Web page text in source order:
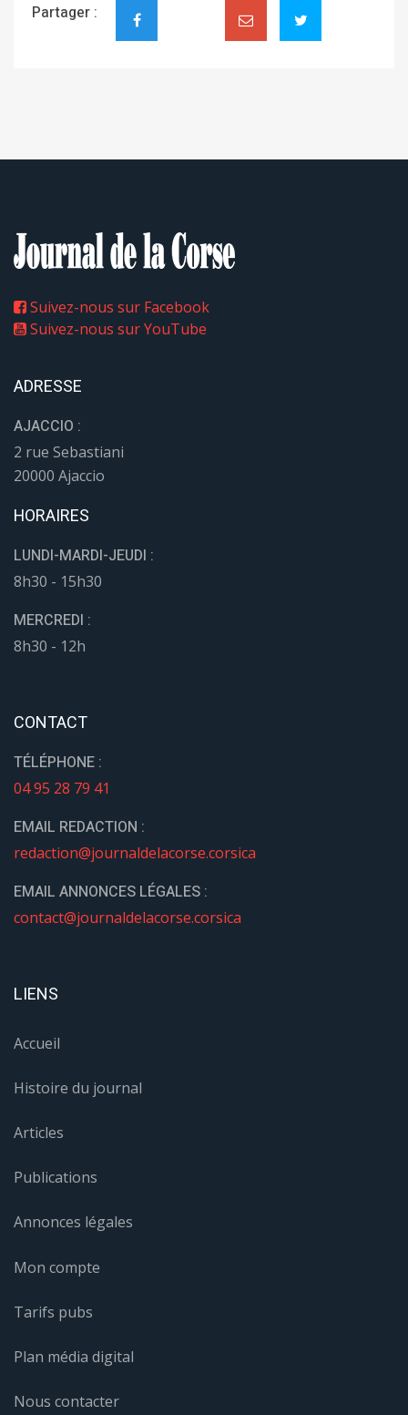
Partager :
Suivez-nous sur Facebook
Suivez-nous sur YouTube
ADRESSE
AJACCIO :
2 rue Sebastiani
20000 Ajaccio
HORAIRES
LUNDI-MARDI-JEUDI :
8h30 - 15h30
MERCREDI :
8h30 - 12h
CONTACT
TÉLÉPHONE :
04 95 28 79 41
EMAIL REDACTION :
redaction@journaldelacorse.corsica
EMAIL ANNONCES LÉGALES :
contact@journaldelacorse.corsica
LIENS
Accueil
Histoire du journal
Articles
Publications
Annonces légales
Mon compte
Tarifs pubs
Plan média digital
Nous contacter